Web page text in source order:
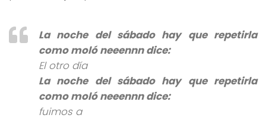
La noche del sábado hay que repetirla
como moló neeennn dice:
El otro día
La noche del sábado hay que repetirla
como moló neeennn dice:
fuimos a